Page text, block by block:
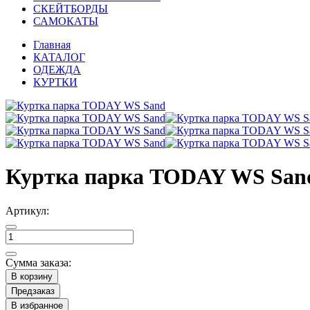
СКЕЙТБОРДЫ
САМОКАТЫ
Главная
КАТАЛОГ
ОДЕЖДА
КУРТКИ
Куртка парка TODAY WS
Артикул:
Сумма заказа:
В корзину
Предзаказ
В избранное